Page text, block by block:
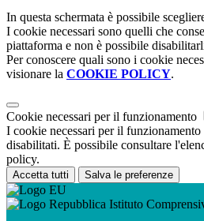
In questa schermata è possibile
I cookie necessari sono quelli che
piattaforma e non è possibile
Per conoscere quali sono i cookie
visionare la COOKIE POLICY.
Cookie necessari per il funzionamento
I cookie necessari per il funzionamento
disabilitati. È possibile consultare
policy.
Accetta tutti Salva le preferenze
Istituto